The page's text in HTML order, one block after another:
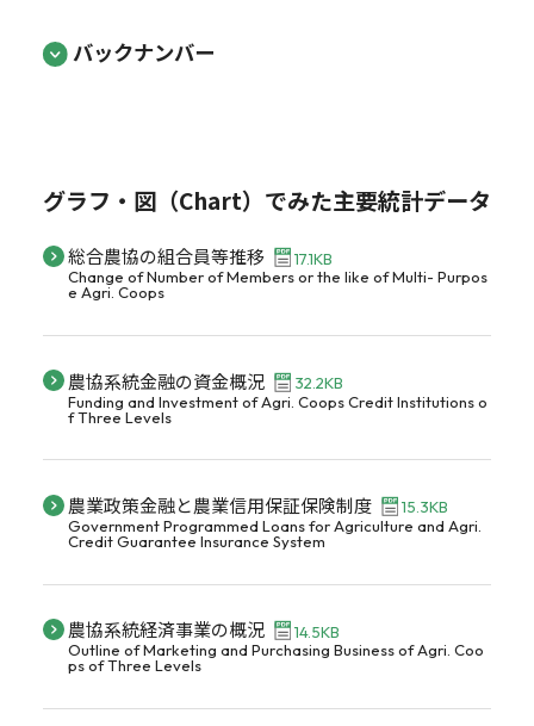
バックナンバー
グラフ・図（Chart）でみた主要統計データ
総合農協の組合員等推移
17.1KB
Change of Number of Members or the like of Multi- Purpos
e Agri. Coops
農協系統金融の資金概況
32.2KB
Funding and Investment of Agri. Coops Credit Institutions o
f Three Levels
農業政策金融と農業信用保証保険制度
15.3KB
Government Programmed Loans for Agriculture and Agri.
Credit Guarantee Insurance System
農協系統経済事業の概況
14.5KB
Outline of Marketing and Purchasing Business of Agri. Coo
ps of Three Levels